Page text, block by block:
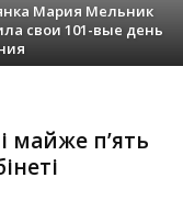
Мария Мельник
свои 101-вые день
майже п’ять